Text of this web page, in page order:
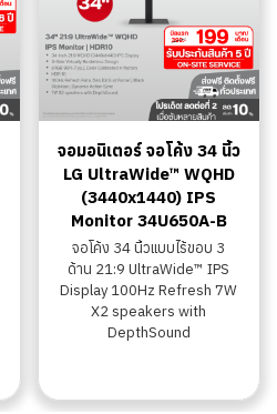
จอมอนิเตอร์ จอโค้ง 34 นิ้ว
LG UltraWide™ WQHD
(3440x1440) IPS
Monitor 34U650A-B
จอโค้ง 34 นิ้วแบบไร้ขอบ 3
ด้าน 21:9 UltraWide™ IPS
Display 100Hz Refresh 7W
X2 speakers with
DepthSound